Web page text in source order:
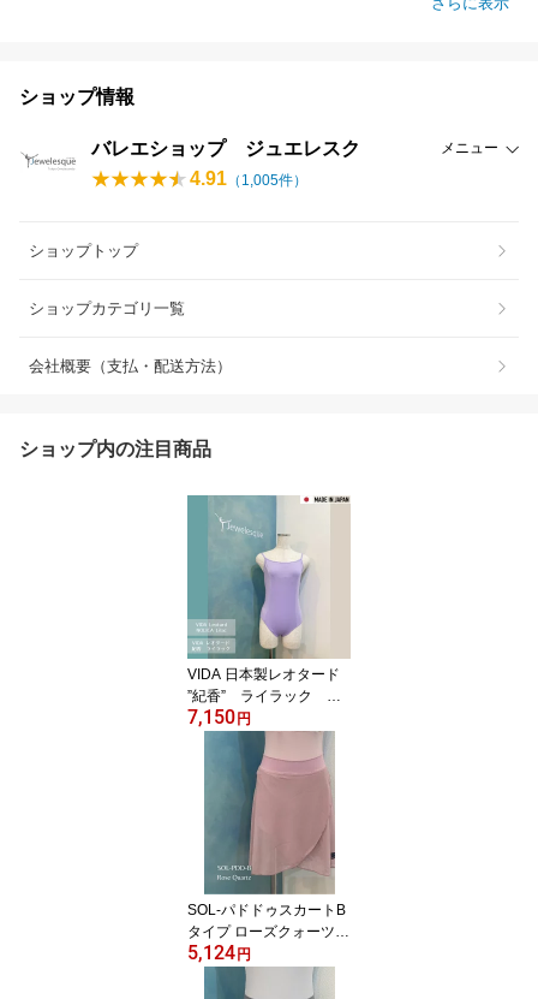
ショップ情報
バレエショップ ジュエレスク メニュー
4.91 （ 1,005件）
ショップトップ
ショップカテゴリ一覧
会社概要（支払・配送方法）
ショップ内の注目商品
VIDA 日本製レオタード
”紀香” ライラック キ
ャミソールレオタード
7,150 円
SOL-パドドゥスカートB
タイプ ローズクォーツ
Jewelesqueオリジナルs
ol-pdd-b-rosequartz
5,124 円